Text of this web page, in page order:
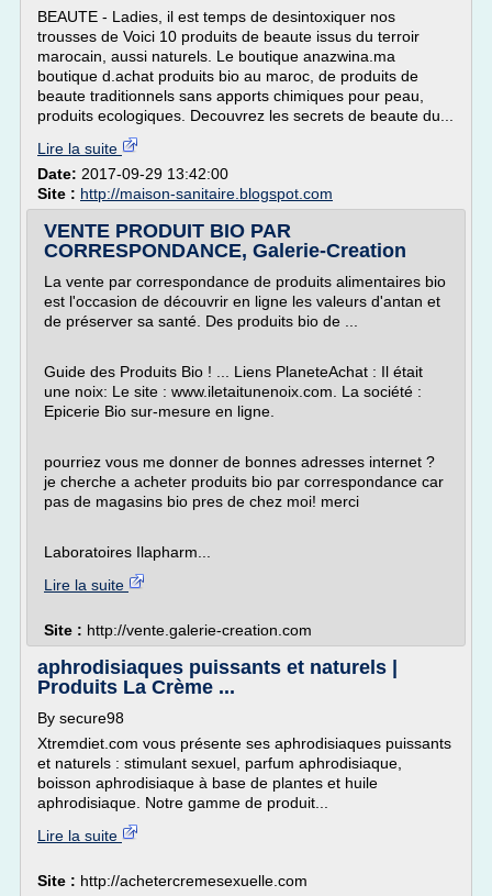
BEAUTE - Ladies, il est temps de desintoxiquer nos
trousses de Voici 10 produits de beaute issus du terroir
marocain, aussi naturels. Le boutique anazwina.ma
boutique d.achat produits bio au maroc, de produits de
beaute traditionnels sans apports chimiques pour peau,
produits ecologiques. Decouvrez les secrets de beaute du...
Lire la suite
Date: 2017-09-29 13:42:00
Site : http://maison-sanitaire.blogspot.com
VENTE PRODUIT BIO PAR
CORRESPONDANCE, Galerie-Creation
La vente par correspondance de produits alimentaires bio
est l'occasion de découvrir en ligne les valeurs d'antan et
de préserver sa santé. Des produits bio de ...
Guide des Produits Bio ! ... Liens PlaneteAchat : Il était
une noix: Le site : www.iletaitunenoix.com. La société :
Epicerie Bio sur-mesure en ligne.
pourriez vous me donner de bonnes adresses internet ?
je cherche a acheter produits bio par correspondance car
pas de magasins bio pres de chez moi! merci
Laboratoires Ilapharm...
Lire la suite
Site : http://vente.galerie-creation.com
aphrodisiaques puissants et naturels |
Produits La Crème ...
By secure98
Xtremdiet.com vous présente ses aphrodisiaques puissants
et naturels : stimulant sexuel, parfum aphrodisiaque,
boisson aphrodisiaque à base de plantes et huile
aphrodisiaque. Notre gamme de produit...
Lire la suite
Site : http://achetercremesexuelle.com